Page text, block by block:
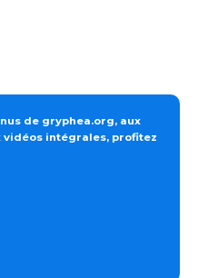
de gryphea.org, aux
vidéos intégrales, profitez